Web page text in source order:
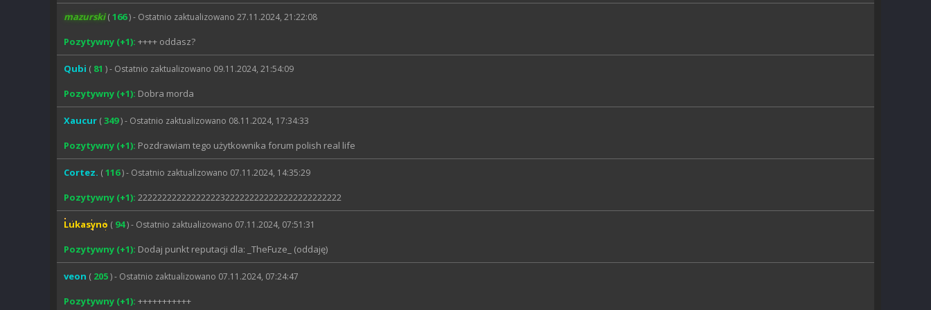
mazurski (166) - Ostatnio zaktualizowano 27.11.2024, 21:22:08
Pozytywny (+1): ++++ oddasz?
Qubi ( 81 ) - Ostatnio zaktualizowano 09.11.2024, 21:54:09
Pozytywny (+1): Dobra morda
Xaucur (349) - Ostatnio zaktualizowano 08.11.2024, 17:34:33
Pozytywny (+1): Pozdrawiam tego użytkownika forum polish real life
Cortez. (116) - Ostatnio zaktualizowano 07.11.2024, 14:35:29
Pozytywny (+1): 222222222222222223222222222222222222222222
Lukasyno ( 94) - Ostatnio zaktualizowano 07.11.2024, 07:51:31
Pozytywny (+1): Dodaj punkt reputacji dla: _TheFuze_ (oddaję)
veon ( 205) - Ostatnio zaktualizowano 07.11.2024, 07:24:47
Pozytywny (+1): +++++++++++